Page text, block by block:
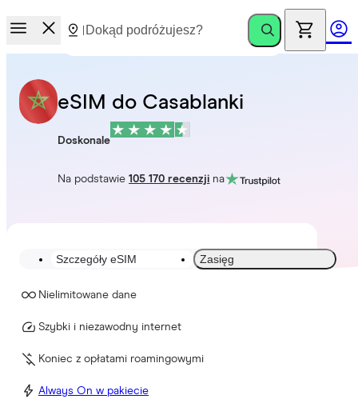
eSIM do Casablanki
Doskonale
Na podstawie105 170 recenzji na
Szczegóły eSIM Zasięg
Nielimitowane dane
Szybki i niezawodny internet
Koniec z opłatami roamingowymi
Always On w pakiecie